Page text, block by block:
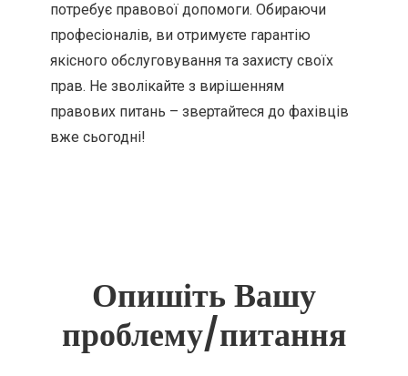
потребує правової допомоги. Обираючи
професіоналів, ви отримуєте гарантію
якісного обслуговування та захисту своїх
прав. Не зволікайте з вирішенням
правових питань – звертайтеся до фахівців
вже сьогодні!
Опишіть Вашу
проблему/питання